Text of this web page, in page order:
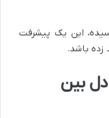
درصد ریاضی شما از ۳۰ به ۴۵ رسیده، این یک پیشرفت
بین